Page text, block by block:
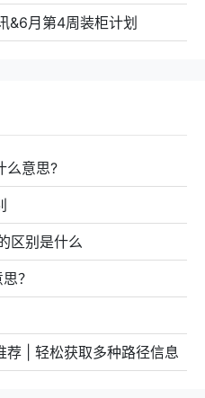
&6月第4周装柜计划
么意思?
区别是什么
？
荐 | 轻松获取多种路径信息